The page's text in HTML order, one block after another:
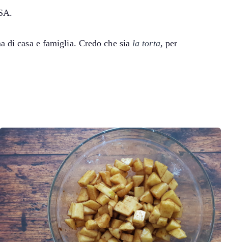
di casa e famiglia. Credo che sia la torta, per